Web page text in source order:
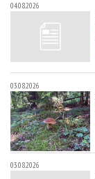
04.08.2026
03.08.2026
03.08.2026